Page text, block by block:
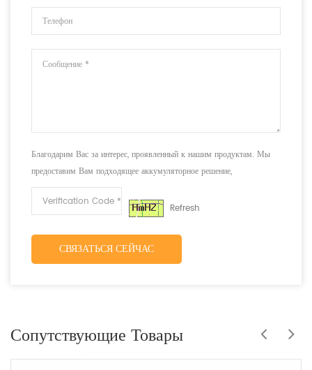
Благодарим Вас за интерес, проявленный к нашим продуктам. Мы
предоставим Вам подходящее аккумуляторное решение,
соответствующее Вашим требованиям.
Refresh
СВЯЗАТЬСЯ СЕЙЧАС
Сопутствующие Товары